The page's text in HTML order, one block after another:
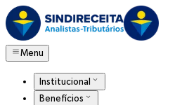
Menu
Institucional
Benefícios